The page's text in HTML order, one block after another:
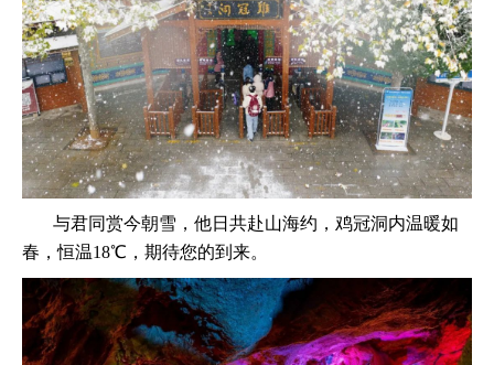
与君同赏今朝雪，他日共赴山海约，鸡冠洞内温暖如
春，恒温18℃，期待您的到来。